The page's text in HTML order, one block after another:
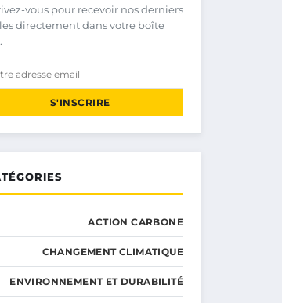
vous pour recevoir nos derniers
directement dans votre boîte
S'INSCRIRE
ACTION CARBONE
CHANGEMENT CLIMATIQUE
ENVIRONNEMENT ET DURABILITÉ